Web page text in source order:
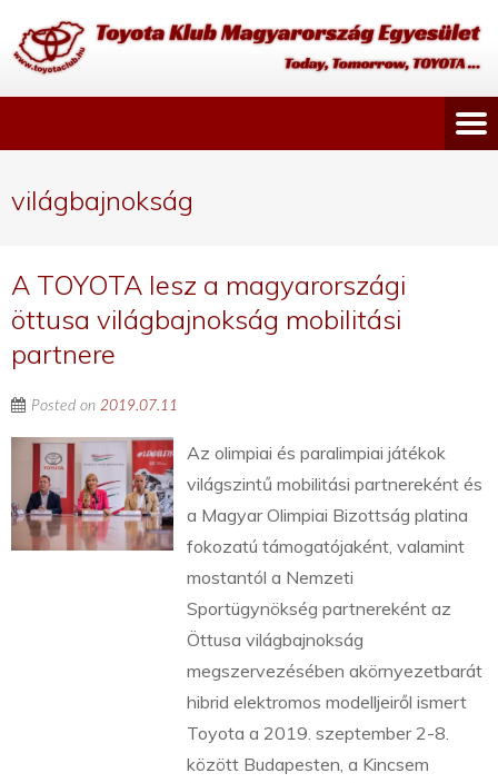
világbajnokság
A TOYOTA lesz a magyarországi
öttusa világbajnokság mobilitási
partnere
Posted on 2019.07.11
Az olimpiai és paralimpiai játékok
világszintű mobilitási partnereként és
a Magyar Olimpiai Bizottság platina
fokozatú támogatójaként, valamint
mostantól a Nemzeti
Sportügynökség partnereként az
Öttusa világbajnokság
megszervezésében akörnyezetbarát
hibrid elektromos modelljeiről ismert
Toyota a 2019. szeptember 2-8.
között Budapesten, a Kincsem